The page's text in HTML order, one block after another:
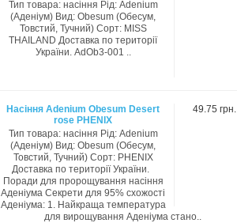
Тип товара: насіння Рід: Adenium
(Аденіум) Вид: Obesum (Обесум,
Товстий, Тучний) Сорт: MISS
THAILAND Доставка по території
України. AdOb3-001 ..
49.75 грн.
Насіння Adenium Obesum Desert
rose PHENIX
Тип товара: насіння Рід: Adenium
(Аденіум) Вид: Obesum (Обесум,
Товстий, Тучний) Сорт: PHENIX
Доставка по території України.
Поради для пророщування насіння
Аденіума Секрети для 95% схожості
Аденіума: 1. Найкраща температура
для вирощування Аденіума стано..